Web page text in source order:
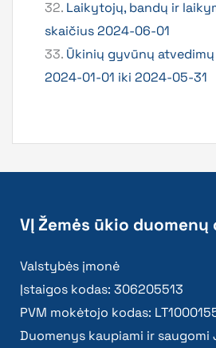
32. Laikytojų, bandų ir
skaičius 2024-06-01
33. Ūkinių gyvūnų
2024-01-01 iki 2024-05-31
VĮ Žemės ūkio duomenų
Valstybės įmonė
Įstaigos kodas: 306205513
PVM mokėtojo kodas:
Duomenys kaupiami ir saugomi